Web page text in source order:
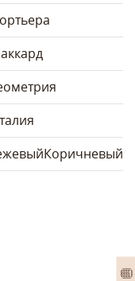
Коричневый